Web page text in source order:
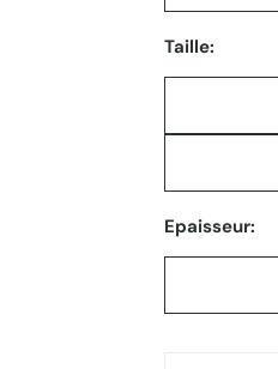
Taille:
Epaisseur: